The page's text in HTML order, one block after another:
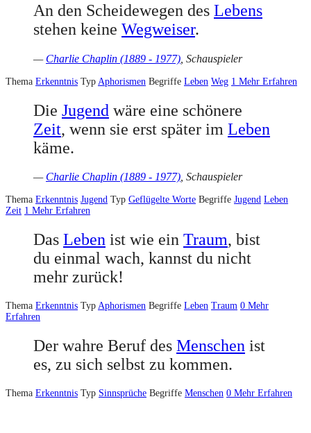
An den Scheidewegen des Lebens
stehen keine Wegweiser.
— Charlie Chaplin (1889 - 1977) , Schauspieler
Thema Erkenntnis Typ Aphorismen Begriffe Leben Weg 1 Mehr Erfahren
Die Jugend wäre eine schönere
Zeit, wenn sie erst später im Leben
käme.
— Charlie Chaplin (1889 - 1977), Schauspieler
Thema Erkenntnis Jugend Typ Geflügelte Worte Begriffe Jugend Leben
Zeit 1 Mehr Erfahren
Das Leben ist wie ein Traum, bist
du einmal wach, kannst du nicht
mehr zurück!
Thema Erkenntnis Typ Aphorismen Begriffe Leben Traum 0 Mehr
Erfahren
Der wahre Beruf des Menschen ist
es, zu sich selbst zu kommen.
Thema Erkenntnis Typ Sinnsprüche Begriffe Menschen 0 Mehr Erfahren